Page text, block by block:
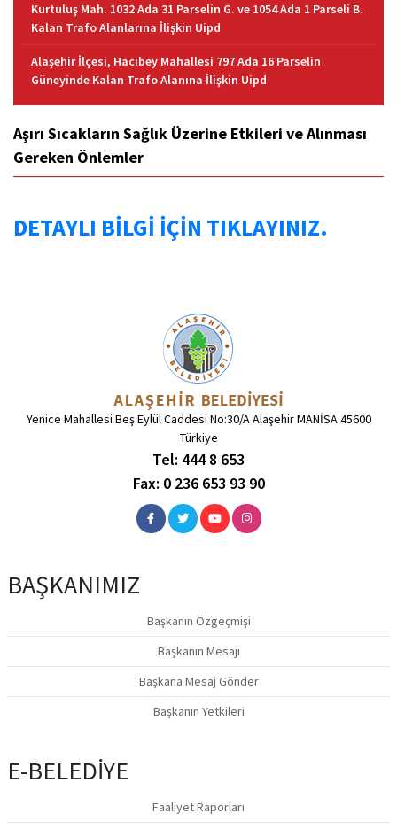
Kurtuluş Mah. 1032 Ada 31 Parselin G. ve 1054 Ada 1 Parseli B.
Kalan Trafo Alanlarına İlişkin Uipd
Alaşehir İlçesi, Hacıbey Mahallesi 797 Ada 16 Parselin
Güneyinde Kalan Trafo Alanına İlişkin Uipd
Aşırı Sıcakların Sağlık Üzerine Etkileri ve Alınması
Gereken Önlemler
DETAYLI BİLGİ İÇİN TIKLAYINIZ.
Yenice Mahallesi Beş Eylül Caddesi No:30/A Alaşehir MANİSA 45600
Türkiye
Tel: 444 8 653
Fax: 0 236 653 93 90
BAŞKANIMIZ
Başkanın Özgeçmişi
Başkanın Mesajı
Başkana Mesaj Gönder
Başkanın Yetkileri
E-BELEDİYE
Faaliyet Raporları